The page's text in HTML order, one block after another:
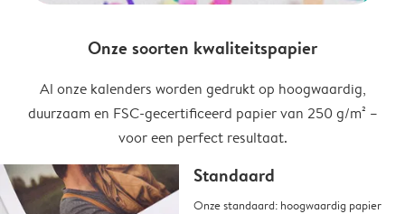
Onze soorten kwaliteitspapier
Al onze kalenders worden gedrukt op hoogwaardig,
duurzaam en FSC-gecertificeerd papier van 250 g/m² –
voor een perfect resultaat.
Standaard
Onze standaard: hoogwaardig papier